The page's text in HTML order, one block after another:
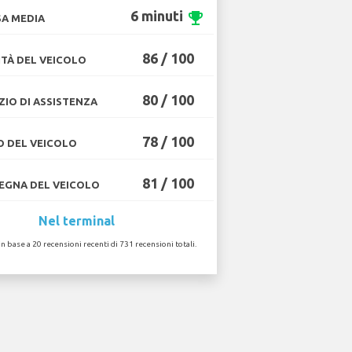
MEDIA 6 minuti emoji_events
DEL VEICOLO 86 / 100
DI ASSISTENZA 80 / 100
DEL VEICOLO 78 / 100
DEL VEICOLO 81 / 100
Nel terminal
base a 20 recensioni recenti di 731 recensioni totali.